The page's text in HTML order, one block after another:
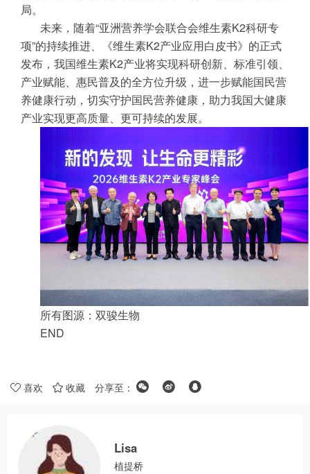
局。
未来，随着“亚洲营养学会联合会维生素K2科研专
项”的持续推进、《维生素K2产业应用白皮书》的正式
发布，我国维生素K2产业将实现科研创新、标准引领、
产业赋能、惠民普及的全方位升级，进一步赋能国民营
养健康行动，切实守护国民营养健康，助力我国大健康
产业实现更高质量、更可持续的发展。
所有图源：双骏生物
END
喜欢 收藏 分享至：
Lisa
植提桥